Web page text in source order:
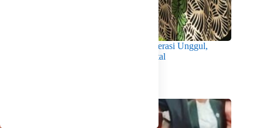
Wabup Intan Dorong Mahasiswa Jadi Generasi Unggul,
Berkarakter dan Sadar Hukum di Era Digital